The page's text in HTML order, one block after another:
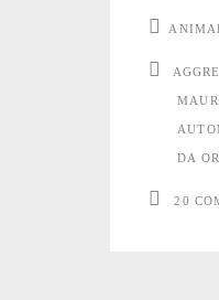
DA
20